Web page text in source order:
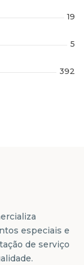
19
5
392
especiais e
de serviço